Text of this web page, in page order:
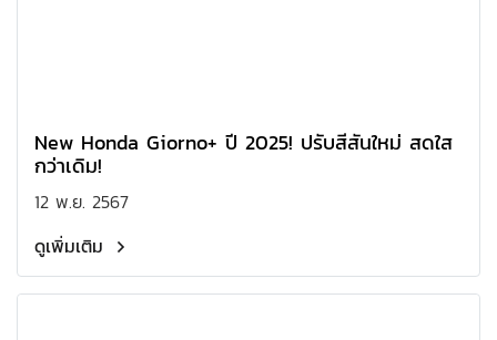
New Honda Giorno+ ปี 2025! ปรับสีสันใหม่ สดใส
กว่าเดิม!
12 พ.ย. 2567
ดูเพิ่มเติม